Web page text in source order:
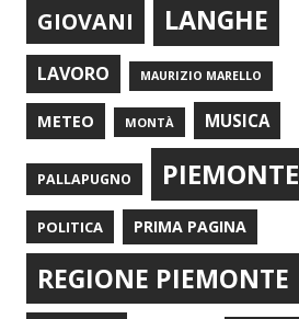
GIOVANI LANGHE
LAVORO MAURIZIO MARELLO
METEO MONTÀ MUSICA
PALLAPUGNO PIEMONTE
POLITICA PRIMA PAGINA
REGIONE PIEMONTE